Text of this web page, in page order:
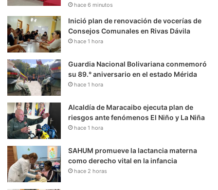
hace 6 minutos
Inició plan de renovación de vocerías de
Consejos Comunales en Rivas Dávila
hace 1 hora
Guardia Nacional Bolivariana conmemoró
su 89.° aniversario en el estado Mérida
hace 1 hora
Alcaldía de Maracaibo ejecuta plan de
riesgos ante fenómenos El Niño y La Niña
hace 1 hora
SAHUM promueve la lactancia materna
como derecho vital en la infancia
hace 2 horas